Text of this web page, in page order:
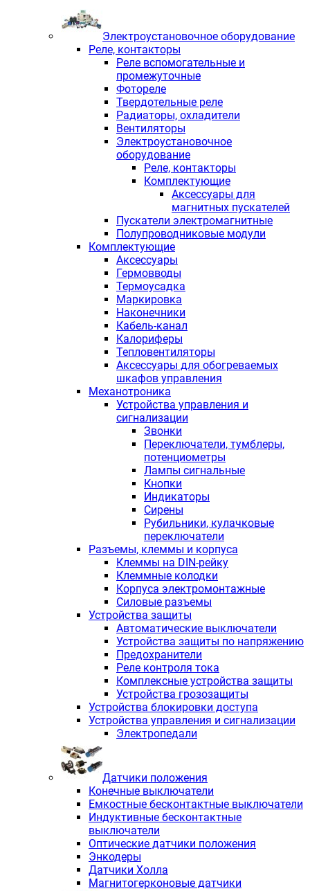
Электроустановочное оборудование
Реле, контакторы
Реле вспомогательные и
промежуточные
Фотореле
Твердотельные реле
Радиаторы, охладители
Вентиляторы
Электроустановочное
оборудование
Реле, контакторы
Комплектующие
Аксессуары для
магнитных пускателей
Пускатели электромагнитные
Полупроводниковые модули
Комплектующие
Аксессуары
Гермовводы
Термоусадка
Маркировка
Наконечники
Кабель-канал
Калориферы
Тепловентиляторы
Аксессуары для обогреваемых
шкафов управления
Механотроника
Устройства управления и
сигнализации
Звонки
Переключатели, тумблеры,
потенциометры
Лампы сигнальные
Кнопки
Индикаторы
Сирены
Рубильники, кулачковые
переключатели
Разъемы, клеммы и корпуса
Клеммы на DIN-рейку
Клеммные колодки
Корпуса электромонтажные
Силовые разъемы
Устройства защиты
Автоматические выключатели
Устройства защиты по напряжению
Предохранители
Реле контроля тока
Комплексные устройства защиты
Устройства грозозащиты
Устройства блокировки доступа
Устройства управления и сигнализации
Электропедали
Датчики положения
Конечные выключатели
Емкостные бесконтактные выключатели
Индуктивные бесконтактные
выключатели
Оптические датчики положения
Энкодеры
Датчики Холла
Магнитогерконовые датчики